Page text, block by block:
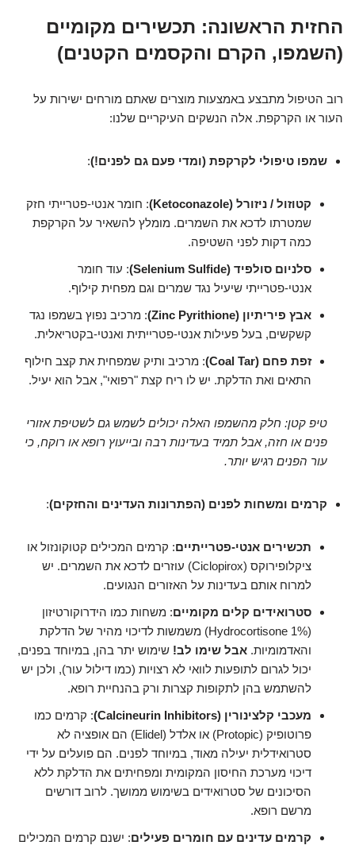
החזית הראשונה: תכשירים מקומיים
(השמפו, הקרם והקסמים הקטנים)
רוב הטיפול מתבצע באמצעות מוצרים שאתם מורחים ישירות על
העור או הקרקפת. אלה הנשקים העיקריים שלנו:
שמפו טיפולי לקרקפת (ומדי פעם גם לפנים!):
קטוזול / ניזורל (Ketoconazole)
: חומר אנטי-פטרייתי חזק
שמטרתו לדכא את השמרים. מומלץ להשאיר על הקרקפת
כמה דקות לפני השטיפה.
סלניום סולפיד (Selenium Sulfide)
: עוד חומר
אנטי-פטרייתי שיעיל נגד שמרים וגם מפחית קילוף.
אבץ פיריתיון (Zinc Pyrithione)
: מרכיב נפוץ בשמפו נגד
קשקשים, בעל פעילות אנטי-פטרייתית ואנטי-בקטריאלית.
זפת פחם (Coal Tar)
: מרכיב ותיק שמפחית את קצב חילוף
התאים ואת הדלקת. יש לו ריח קצת "רפואי", אבל הוא יעיל.
טיפ קטן: חלק מהשמפו האלה יכולים לשמש גם לשטיפת אזורי
פנים או חזה, אבל תמיד בעדינות רבה ובייעוץ רופא או רוקח, כי
עור הפנים רגיש יותר.
קרמים ומשחות לפנים (הפתרונות העדינים והחזקים):
תכשירים אנטי-פטרייתיים: קרמים המכילים קטוקונזול או
ציקלופירוקס (Ciclopirox) עוזרים לדכא את השמרים. יש
למרוח אותם בעדינות על האזורים הנגועים.
סטרואידים קלים מקומיים: משחות כמו הידרוקורטיזון
(Hydrocortisone 1%) משמשות לדיכוי מהיר של הדלקת
והאדמומיות. אבל שימו לב! שימוש יתר בהן, במיוחד בפנים,
יכול לגרום לתופעות לוואי לא רצויות (כמו דילול עור), ולכן יש
להשתמש בהן לתקופות קצרות ורק בהנחיית רופא.
מעכבי קלצינורין (Calcineurin Inhibitors)
: קרמים כמו
פרוטופיק (Protopic) או אלדל (Elidel) הם אופציה לא
סטרואידלית יעילה מאוד, במיוחד לפנים. הם פועלים על ידי
דיכוי מערכת החיסון המקומית ומפחיתים את הדלקת ללא
הסיכונים של סטרואידים בשימוש ממושך. לרוב דורשים
מרשם רופא.
קרמים עדינים עם חומרים פעילים: ישנם קרמים המכילים